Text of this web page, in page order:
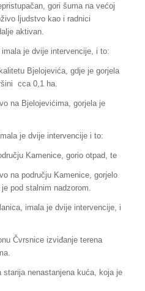
gori šuma na većoj
ljudstvo kao i radnici
aktivan.
je dvije intervencije, i to:
Bjelojevića, gdje je gorjela
cca 0,1 ha.
na Bjelojevićima, gorjela je
je dvije intervencije i to:
Kamenice, gorio otpad, te
na području Kamenice, gorjelo
pod stalnim nadzorom.
imala je dvije intervencije, i
Čvrsnice izviđanje terena
nenastanjena kuća, koja je